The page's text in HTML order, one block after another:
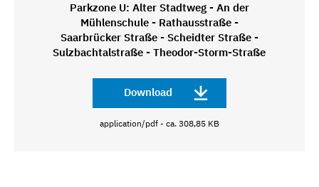
Parkzone U: Alter Stadtweg - An der
Mühlenschule - Rathausstraße -
Saarbrücker Straße - Scheidter Straße -
Sulzbachtalstraße - Theodor-Storm-Straße
Download
application/pdf - ca. 308,85 KB